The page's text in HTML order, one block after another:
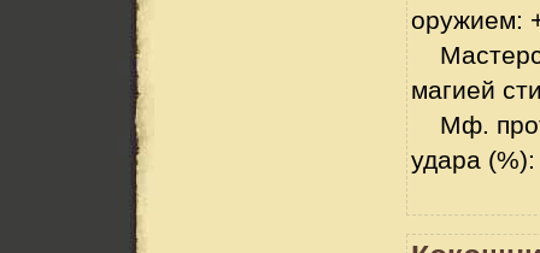
оружием:
магией
Мф.
удара